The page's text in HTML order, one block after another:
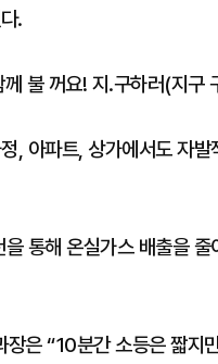
.
불 꺼요! 지.구하러(지구
, 아파트, 상가에서도 자
통해 온실가스 배출을
은 “10분간 소등은 짧지